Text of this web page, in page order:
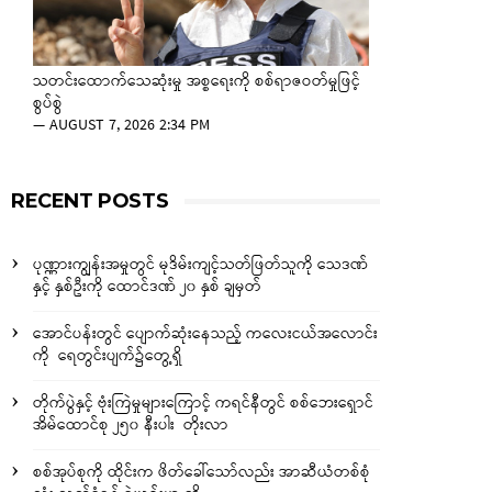
သတင်းထောက်သေဆုံးမှု အစ္စရေးကို စစ်ရာဇဝတ်မှုဖြင့်
စွပ်စွဲ
—AUGUST 7, 2026 2:34 PM
RECENT POSTS
ပုဏ္ဏားကျွန်းအမှုတွင် မုဒိမ်းကျင့်သတ်ဖြတ်သူကို သေဒဏ်
နှင့် နှစ်ဦးကို ထောင်ဒဏ် ၂၀ နှစ် ချမှတ်
အောင်ပန်းတွင် ပျောက်ဆုံးနေသည့် ကလေးငယ်အလောင်း
ကို ရေတွင်းပျက်၌တွေ့ရှိ
တိုက်ပွဲနှင့် ဗုံးကြဲမှုများကြောင့် ကရင်နီတွင် စစ်ဘေးရှောင်
အိမ်ထောင်စု ၂၅၀ နီးပါး တိုးလာ
စစ်အုပ်စုကို ထိုင်းက ဖိတ်ခေါ်သော်လည်း အာဆီယံတစ်စုံ